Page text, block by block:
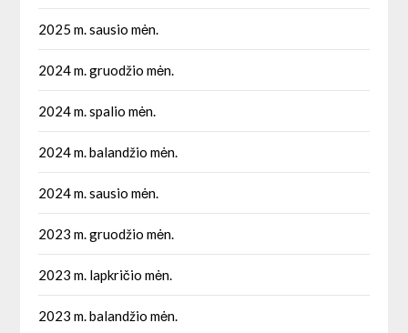
2025 m. sausio mėn.
2024 m. gruodžio mėn.
2024 m. spalio mėn.
2024 m. balandžio mėn.
2024 m. sausio mėn.
2023 m. gruodžio mėn.
2023 m. lapkričio mėn.
2023 m. balandžio mėn.